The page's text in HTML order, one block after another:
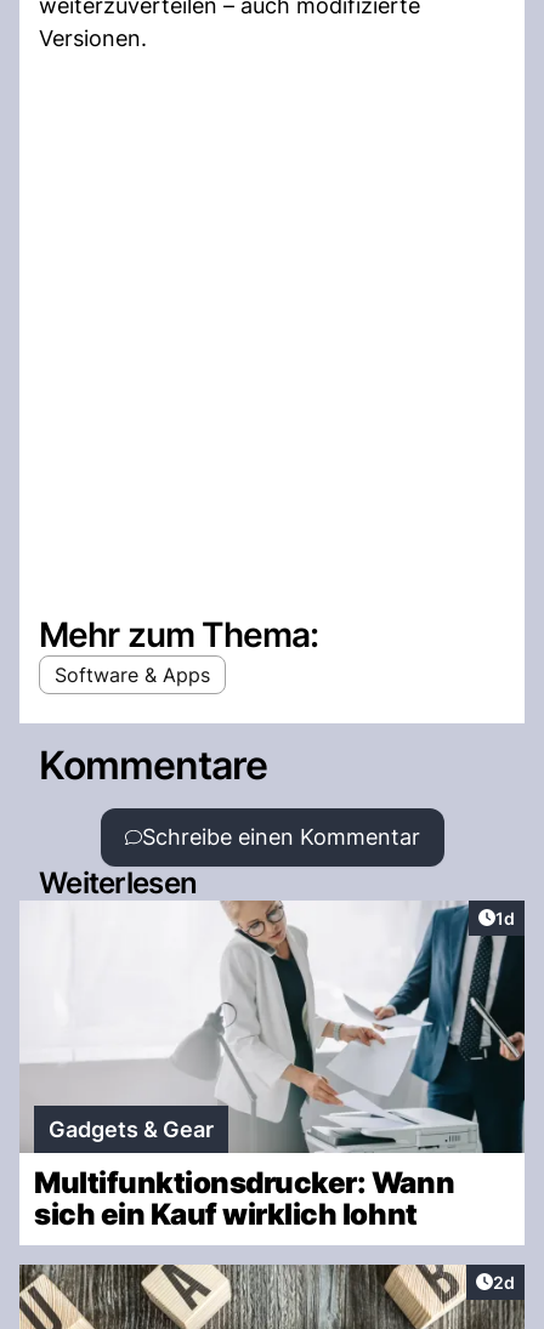
weiterzuverteilen – auch modifizierte
Versionen.
Mehr zum Thema:
Software & Apps
Kommentare
Schreibe einen Kommentar
Weiterlesen
1d
Gadgets & Gear
Multifunktionsdrucker: Wann
sich ein Kauf wirklich lohnt
2d